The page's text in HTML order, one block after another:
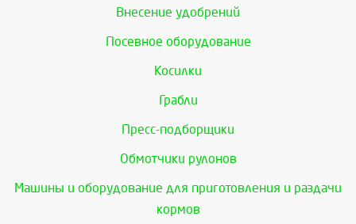
Внесение удобрений
Посевное оборудование
Косилки
Грабли
Пресс-подборщики
Обмотчики рулонов
Машины и оборудование для приготовления и раздачи
кормов